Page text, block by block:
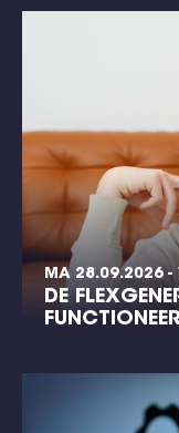
MA 28.09.2026 -
DE